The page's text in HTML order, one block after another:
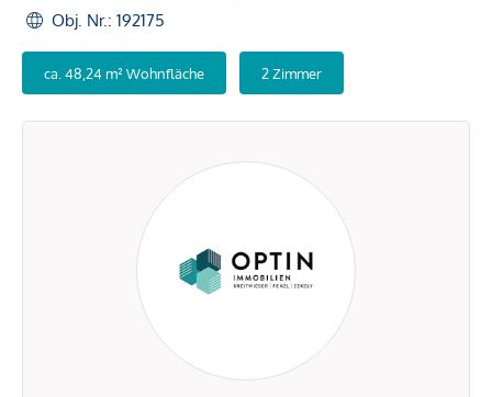
Obj. Nr.: 192175
ca. 48,24 m² Wohnfläche 2 Zimmer